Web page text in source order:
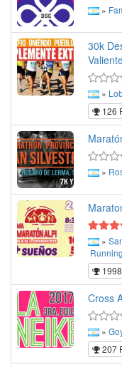
»
30k
»
126
»
»
Running
Cross
»
207